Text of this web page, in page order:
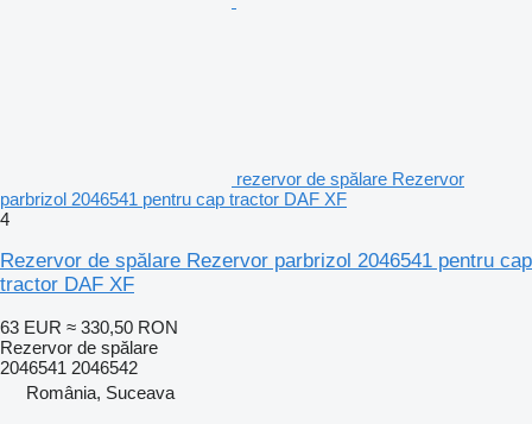
rezervor de spălare Rezervor
parbrizol 2046541 pentru cap tractor DAF XF
4
Rezervor de spălare Rezervor parbrizol 2046541 pentru cap
tractor DAF XF
63 EUR ≈ 330,50 RON
Rezervor de spălare
2046541 2046542
România, Suceava